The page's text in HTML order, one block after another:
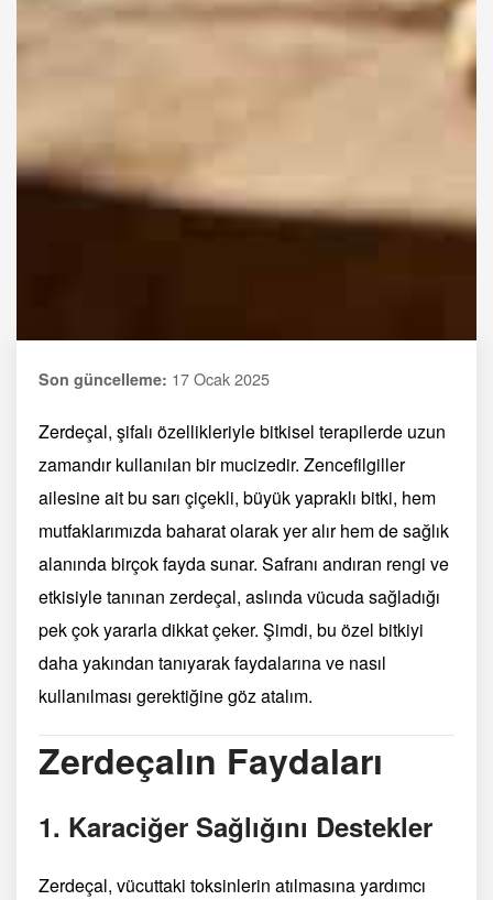
Son güncelleme: 17 Ocak 2025
Zerdeçal, şifalı özellikleriyle bitkisel terapilerde uzun
zamandır kullanılan bir mucizedir. Zencefilgiller
ailesine ait bu sarı çiçekli, büyük yapraklı bitki, hem
mutfaklarımızda baharat olarak yer alır hem de sağlık
alanında birçok fayda sunar. Safranı andıran rengi ve
etkisiyle tanınan zerdeçal, aslında vücuda sağladığı
pek çok yararla dikkat çeker. Şimdi, bu özel bitkiyi
daha yakından tanıyarak faydalarına ve nasıl
kullanılması gerektiğine göz atalım.
Zerdeçalın Faydaları
1. Karaciğer Sağlığını Destekler
Zerdeçal, vücuttaki toksinlerin atılmasına yardımcı